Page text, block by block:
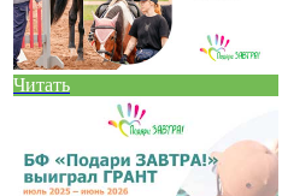
Читать